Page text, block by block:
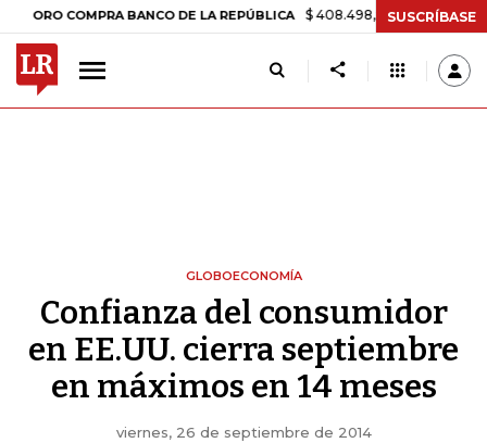
COMPRA BANCO DE LA REPÚBLICA $ 408.498,97 +$ 8.753,81
SUSCRÍBASE
GLOBOECONOMÍA
Confianza del consumidor
en EE.UU. cierra septiembre
en máximos en 14 meses
viernes, 26 de septiembre de 2014